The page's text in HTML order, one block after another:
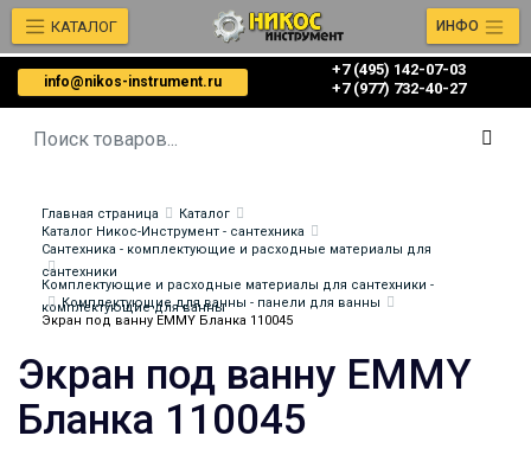
info@nikos-instrument.ru
+7 (495) 142-07-03
‎‎+7 (977) 732-40-27
КАТАЛОГ ИНФО
Главная страница
Каталог
Каталог Никос-Инструмент - сантехника
Сантехника - комплектующие и расходные материалы для
сантехники
Комплектующие и расходные материалы для сантехники -
комплектующие для ванны
Комплектующие для ванны - панели для ванны
Экран под ванну EMMY Бланка 110045
Экран под ванну EMMY
Бланка 110045